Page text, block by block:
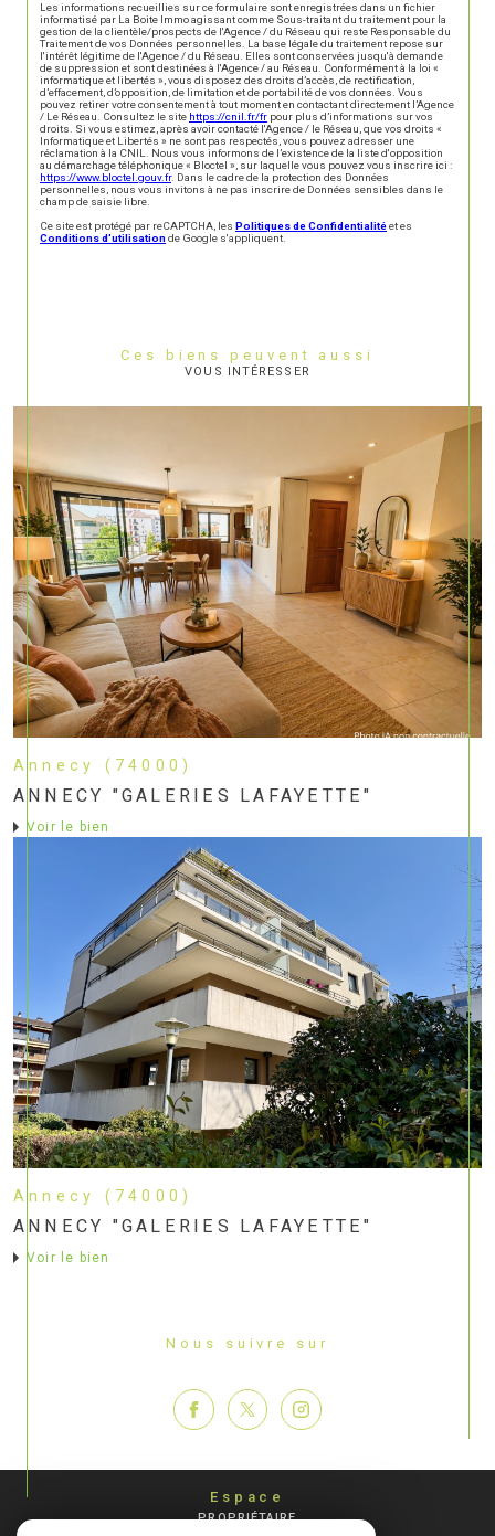
Les informations recueillies sur ce formulaire sont enregistrées dans un fichier
informatisé par La Boite Immo agissant comme Sous-traitant du traitement pour la
gestion de la clientèle/prospects de l'Agence / du Réseau qui reste Responsable du
Traitement de vos Données personnelles. La base légale du traitement repose sur
l'intérêt légitime de l'Agence / du Réseau. Elles sont conservées jusqu'à demande
de suppression et sont destinées à l'Agence / au Réseau. Conformément à la loi «
informatique et libertés », vous disposez des droits d’accès, de rectification,
d’effacement, d’opposition, de limitation et de portabilité de vos données. Vous
pouvez retirer votre consentement à tout moment en contactant directement l’Agence
/ Le Réseau. Consultez le site https://cnil.fr/fr pour plus d’informations sur vos
droits. Si vous estimez, après avoir contacté l'Agence / le Réseau, que vos droits «
Informatique et Libertés » ne sont pas respectés, vous pouvez adresser une
réclamation à la CNIL. Nous vous informons de l’existence de la liste d'opposition
au démarchage téléphonique « Bloctel », sur laquelle vous pouvez vous inscrire ici :
https://www.bloctel.gouv.fr. Dans le cadre de la protection des Données
personnelles, nous vous invitons à ne pas inscrire de Données sensibles dans le
champ de saisie libre.
Ce site est protégé par reCAPTCHA, les Politiques de Confidentialitéet es
Conditions d'utilisationde Google s'appliquent.
Ces biens peuvent aussi
VOUS INTÉRESSER
Annecy (74000)
ANNECY "GALERIES LAFAYETTE"
voir le bien
Annecy (74000)
ANNECY "GALERIES LAFAYETTE"
voir le bien
Nous suivre sur
Espace
PROPRIÉTAIRE